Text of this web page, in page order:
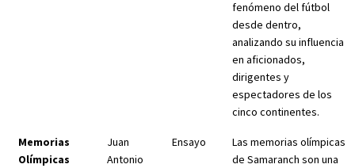
fenómeno del fútbol
desde dentro,
analizando su influencia
en aficionados,
dirigentes y
espectadores de los
cinco continentes.
Memorias
Olímpicas
Juan
Antonio
Ensayo
Las memorias olímpicas
de Samaranch son una